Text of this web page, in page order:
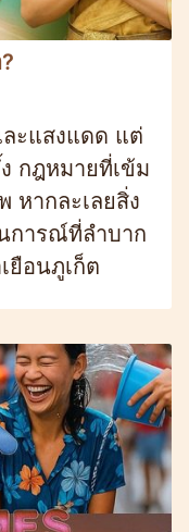
ละแสงแดด แต่
กฎหมายที่เข้ม
หากละเลยสิ่ง
การณ์ที่ลำบาก
ยือนภูเก็ต